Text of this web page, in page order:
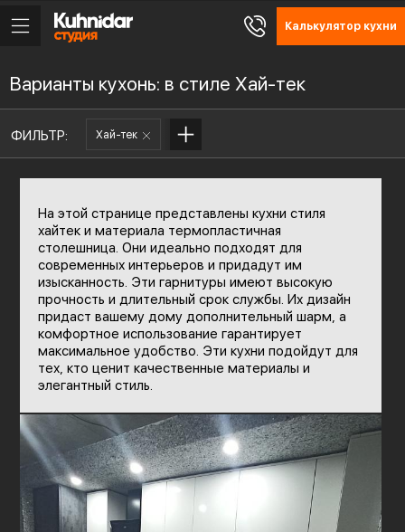
Калькулятор кухни
Варианты кухонь: в стиле Хай-тек
ФИЛЬТР: Хай-тек
На этой странице представлены кухни стиля
хайтек и материала термопластичная
столешница. Они идеально подходят для
современных интерьеров и придадут им
изысканность. Эти гарнитуры имеют высокую
прочность и длительный срок службы. Их дизайн
придаст вашему дому дополнительный шарм, а
комфортное использование гарантирует
максимальное удобство. Эти кухни подойдут для
тех, кто ценит качественные материалы и
элегантный стиль.